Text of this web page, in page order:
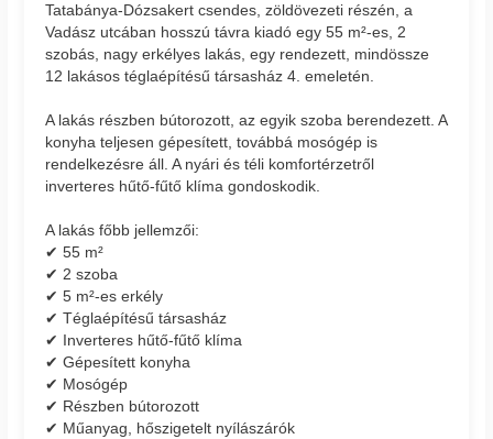
Tatabánya-Dózsakert csendes, zöldövezeti részén, a
Vadász utcában hosszú távra kiadó egy 55 m²-es, 2
szobás, nagy erkélyes lakás, egy rendezett, mindössze
12 lakásos téglaépítésű társasház 4. emeletén.
A lakás részben bútorozott, az egyik szoba berendezett. A
konyha teljesen gépesített, továbbá mosógép is
rendelkezésre áll. A nyári és téli komfortérzetről
inverteres hűtő-fűtő klíma gondoskodik.
A lakás főbb jellemzői:
✔ 55 m²
✔ 2 szoba
✔ 5 m²-es erkély
✔ Téglaépítésű társasház
✔ Inverteres hűtő-fűtő klíma
✔ Gépesített konyha
✔ Mosógép
✔ Részben bútorozott
✔ Műanyag, hőszigetelt nyílászárók